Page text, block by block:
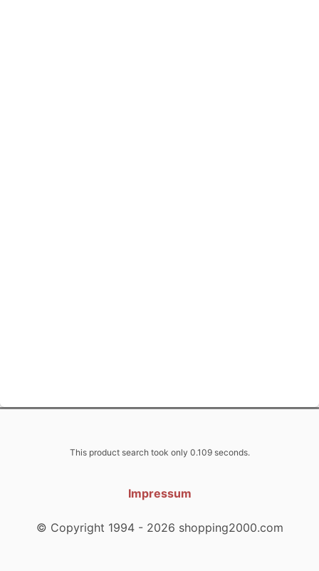
This product search took only 0.109 seconds.
Impressum
© Copyright 1994 - 2026 shopping2000.com